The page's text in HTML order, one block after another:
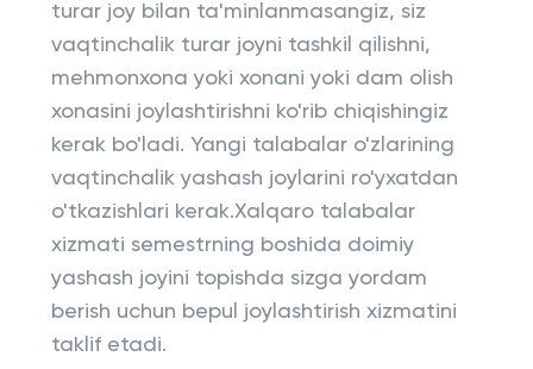
turar joy bilan ta'minlanmasangiz, siz
vaqtinchalik turar joyni tashkil qilishni,
mehmonxona yoki xonani yoki dam olish
xonasini joylashtirishni ko'rib chiqishingiz
kerak bo'ladi. Yangi talabalar o'zlarining
vaqtinchalik yashash joylarini ro'yxatdan
o'tkazishlari kerak.Xalqaro talabalar
xizmati semestrning boshida doimiy
yashash joyini topishda sizga yordam
berish uchun bepul joylashtirish xizmatini
taklif etadi.